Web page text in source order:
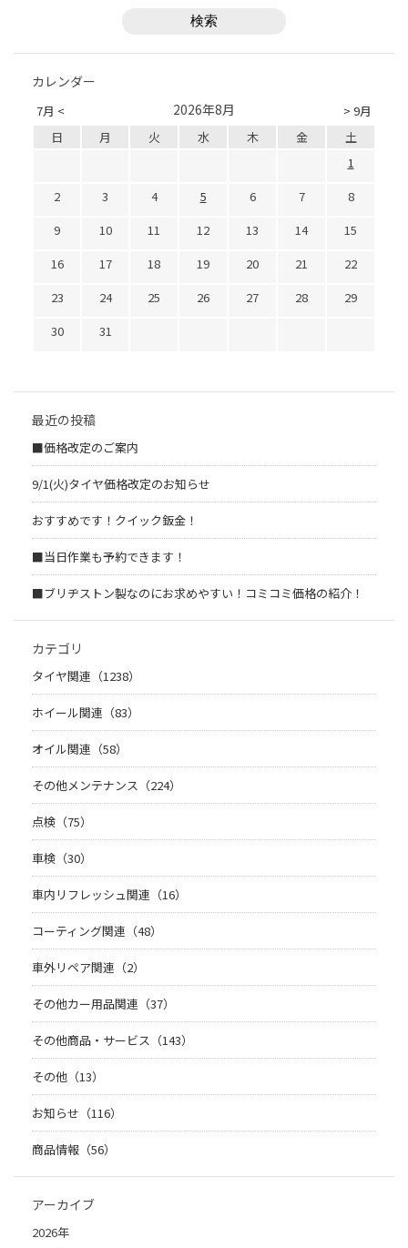
カレンダー
7月 < > 9月
2026年8月
日 月 火 水 木 金
土
1
2
3 4 5 6 7
8
9
10 11 12 13 14
15
16
17 18 19 20 21
22
23
24 25 26 27 28
29
30
31
最近の投稿
■価格改定のご案内
9/1(火)タイヤ価格改定のお知らせ
おすすめです！クイック鈑金！
■当日作業も予約できます！
■ブリヂストン製なのにお求めやすい！コミコミ価格の紹介！
カテゴリ
タイヤ関連（1238）
ホイール関連（83）
オイル関連（58）
その他メンテナンス（224）
点検（75）
車検（30）
車内リフレッシュ関連（16）
コーティング関連（48）
車外リペア関連（2）
その他カー用品関連（37）
その他商品・サービス（143）
その他（13）
お知らせ（116）
商品情報（56）
アーカイブ
2026年